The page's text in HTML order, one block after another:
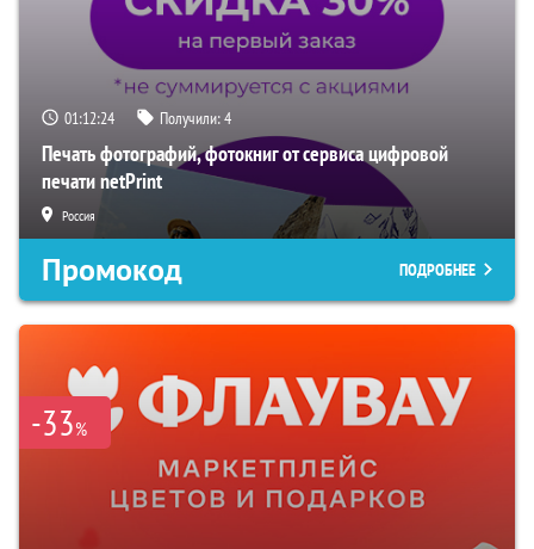
01:12:24 Получили:4
Печать фотографий, фотокниг от сервиса цифровой
печати netPrint
Россия
Промокод ПОДРОБНЕЕ
-33%